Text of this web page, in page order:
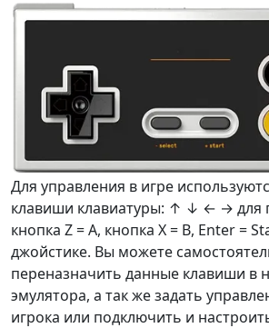
Для управления в игре
клавиши клавиатуры: ↑ ↓ ← → для
кнопка Z =A, кнопка X = B, Enter =
джойстике. Вы можете
переназначить данные клавиши в
эмулятора, а так же задать
игрока или подключить и